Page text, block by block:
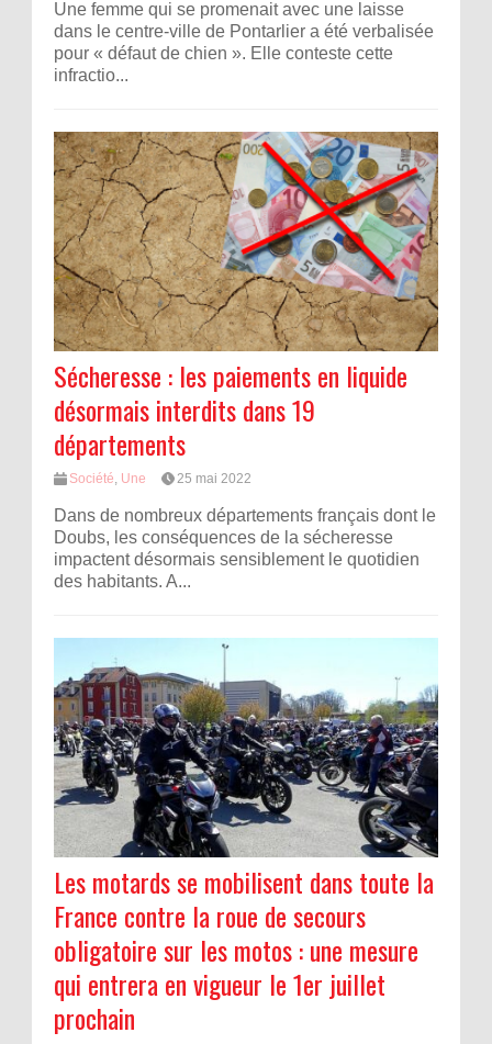
Une femme qui se promenait avec une laisse
dans le centre-ville de Pontarlier a été verbalisée
pour « défaut de chien ». Elle conteste cette
infractio...
Sécheresse : les paiements en liquide
désormais interdits dans 19
départements
Société Une 25 mai 2022
Dans de nombreux départements français dont le
Doubs, les conséquences de la sécheresse
impactent désormais sensiblement le quotidien
des habitants. A...
Les motards se mobilisent dans toute la
France contre la roue de secours
obligatoire sur les motos : une mesure
qui entrera en vigueur le 1er juillet
prochain